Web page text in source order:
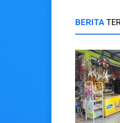
BERITA